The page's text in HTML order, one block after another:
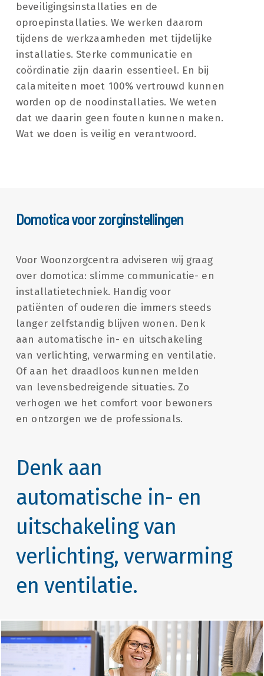
beveiligingsinstallaties en de
oproepinstallaties. We werken daarom
tijdens de werkzaamheden met tijdelijke
installaties. Sterke communicatie en
coördinatie zijn daarin essentieel. En bij
calamiteiten moet 100% vertrouwd kunnen
worden op de noodinstallaties. We weten
dat we daarin geen fouten kunnen maken.
Wat we doen is veilig en verantwoord.
Domotica voor zorginstellingen
Voor Woonzorgcentra adviseren wij graag
over domotica: slimme communicatie- en
installatietechniek. Handig voor
patiënten of ouderen die immers steeds
langer zelfstandig blijven wonen. Denk
aan automatische in- en uitschakeling
van verlichting, verwarming en ventilatie.
Of aan het draadloos kunnen melden
van levensbedreigende situaties. Zo
verhogen we het comfort voor bewoners
en ontzorgen we de professionals.
Denk aan
automatische in- en
uitschakeling van
verlichting, verwarming
en ventilatie.